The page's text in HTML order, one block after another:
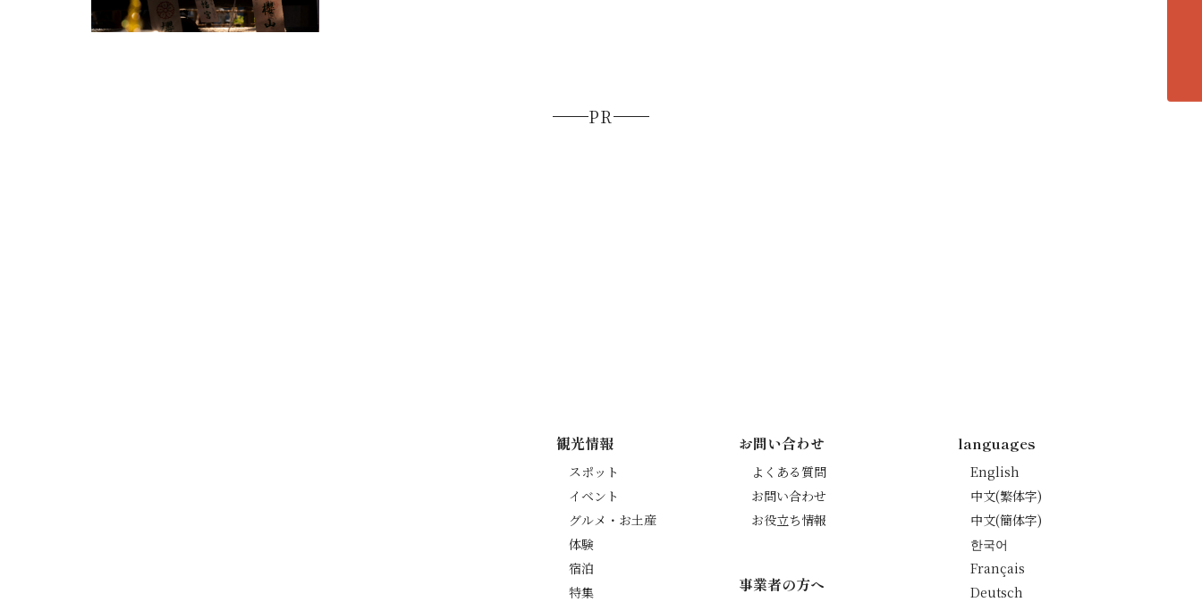
各エリアの紹介へ
PR
観光情報
スポット
イベント
グルメ・お土産
体験
宿泊
特集
お問い合わせ
よくある質問
お問い合わせ
お役立ち情報
事業者の方へ
languages
English
中文(繁体字)
中文(簡体字)
한국어
Français
Deutsch